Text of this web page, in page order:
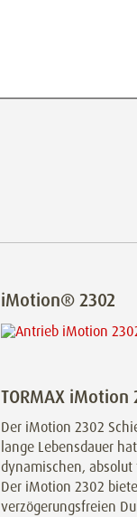
iMotion® 2302
TORMAX
Der iMotion 2302
lange Lebensdauer
dynamischen,
Der iMotion 2302
verzögerungsfreien